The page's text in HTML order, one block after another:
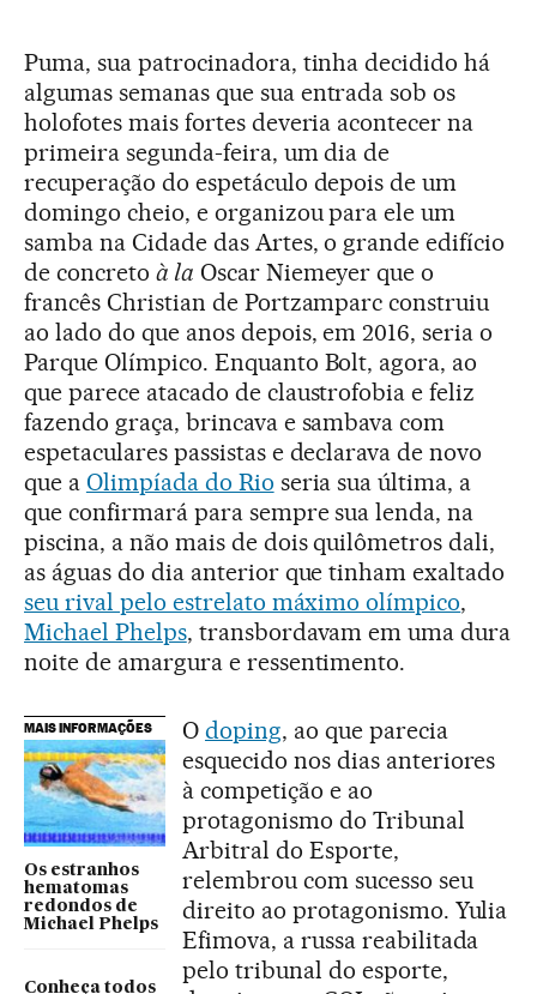
Puma, sua patrocinadora, tinha decidido há
algumas semanas que sua entrada sob os
holofotes mais fortes deveria acontecer na
primeira segunda-feira, um dia de
recuperação do espetáculo depois de um
domingo cheio, e organizou para ele um
samba na Cidade das Artes, o grande edifício
de concreto à la Oscar Niemeyer que o
francês Christian de Portzamparc construiu
ao lado do que anos depois, em 2016, seria o
Parque Olímpico. Enquanto Bolt, agora, ao
que parece atacado de claustrofobia e feliz
fazendo graça, brincava e sambava com
espetaculares passistas e declarava de novo
que a Olimpíada do Rio seria sua última, a
que confirmará para sempre sua lenda, na
piscina, a não mais de dois quilômetros dali,
as águas do dia anterior que tinham exaltado
seu rival pelo estrelato máximo olímpico,
Michael Phelps, transbordavam em uma dura
noite de amargura e ressentimento.
MAIS INFORMAÇÕES
Os estranhos
hematomas
redondos de
Michael Phelps
Conheça todos
O doping, ao que parecia
esquecido nos dias anteriores
à competição e ao
protagonismo do Tribunal
Arbitral do Esporte,
relembrou com sucesso seu
direito ao protagonismo. Yulia
Efimova, a russa reabilitada
pelo tribunal do esporte,